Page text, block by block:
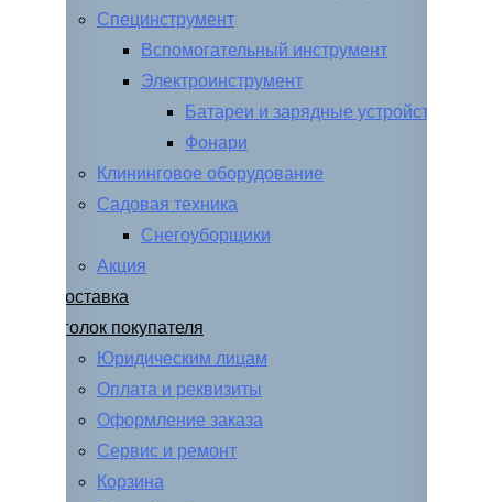
Специнструмент
Вспомогательный инструмент
Электроинструмент
Батареи и зарядные устройства
Фонари
Клининговое оборудование
Садовая техника
Снегоуборщики
Акция
Доставка
Уголок покупателя
Юридическим лицам
Оплата и реквизиты
Оформление заказа
Сервис и ремонт
Корзина